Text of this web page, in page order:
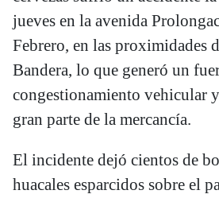
jueves en la avenida
Febrero, en las proximidades
Bandera, lo que generó un
congestionamiento vehicular
gran parte de la mercancía.
El incidente dejó cientos de
huacales esparcidos sobre el